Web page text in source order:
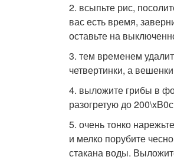
2. всыпьте рис,
вас есть время,
оставьте на
3. тем временем
четвертинки, а
4. выложите грибы в
разогретую до
5. очень тонко
и мелко порубите
стакана воды.